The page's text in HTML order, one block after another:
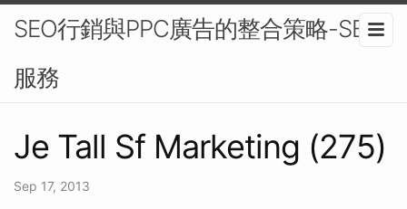
SEO行銷與PPC廣告的整合策略-SEO
服務
Je Tall Sf Marketing (275)
Sep 17, 2013